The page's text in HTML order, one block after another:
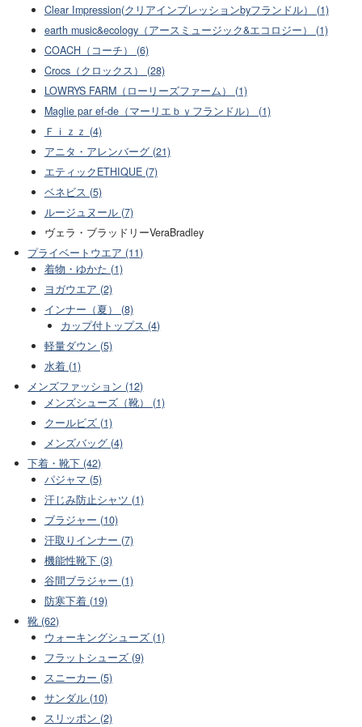
Clear Impression(クリアインプレッションbyフランドル） (1)
earth music&ecology（アースミュージック&エコロジー） (1)
COACH（コーチ） (6)
Crocs（クロックス） (28)
LOWRYS FARM（ローリーズファーム） (1)
Maglie par ef-de（マーリエｂｙフランドル） (1)
Ｆｉｚｚ (4)
アニタ・アレンバーグ (21)
エティックETHIQUE (7)
ベネビス (5)
ルージュヌール (7)
ヴェラ・ブラッドリーVeraBradley
プライベートウエア (11)
着物・ゆかた (1)
ヨガウエア (2)
インナー（夏） (8)
カップ付トップス (4)
軽量ダウン (5)
水着 (1)
メンズファッション (12)
メンズシューズ（靴） (1)
クールビズ (1)
メンズバッグ (4)
下着・靴下 (42)
パジャマ (5)
汗じみ防止シャツ (1)
ブラジャー (10)
汗取りインナー (7)
機能性靴下 (3)
谷間ブラジャー (1)
防寒下着 (19)
靴 (62)
ウォーキングシューズ (1)
フラットシューズ (9)
スニーカー (5)
サンダル (10)
スリッポン (2)